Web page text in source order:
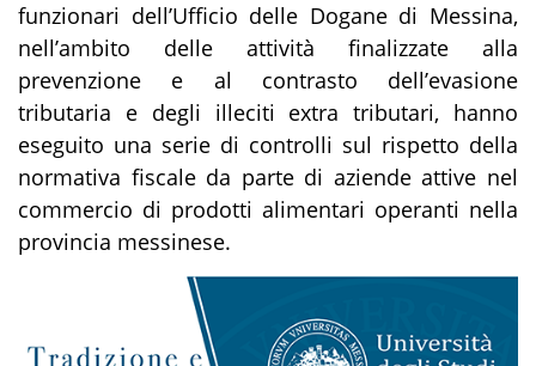
funzionari dell’Ufficio delle Dogane di Messina,
nell’ambito delle attività finalizzate alla
prevenzione e al contrasto dell’evasione
tributaria e degli illeciti extra tributari, hanno
eseguito una serie di controlli sul rispetto della
normativa fiscale da parte di aziende attive nel
commercio di prodotti alimentari operanti nella
provincia messinese.